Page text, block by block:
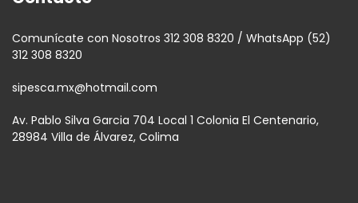
Comunícate con Nosotros 312 308 8320 / WhatsApp (52)
312 308 8320
sipesca.mx@hotmail.com
Av. Pablo Silva Garcia 704 Local 1 Colonia El Centenario,
28984 Villa de Álvarez, Colima